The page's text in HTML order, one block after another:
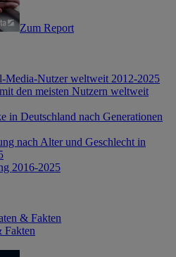
Zum Report
Media-Nutzer weltweit 2012-2025
den meisten Nutzern weltweit
in Deutschland nach Generationen
nach Alter und Geschlecht in
2016-2025
& Fakten
Fakten